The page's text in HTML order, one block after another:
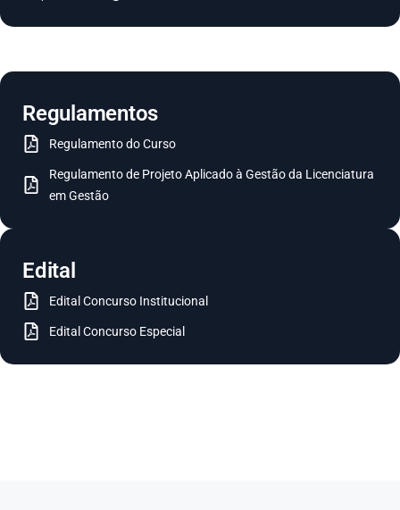
Regulamentos
Regulamento do Curso
Regulamento de Projeto Aplicado à Gestão da Licenciatura
em Gestão
Edital
Edital Concurso Institucional
Edital Concurso Especial